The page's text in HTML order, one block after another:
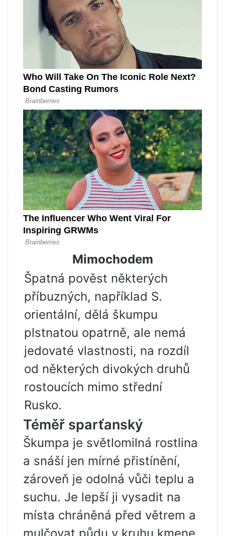
Mimochodem
Špatná pověst některých
příbuzných, například S.
orientální, dělá škumpu
plstnatou opatrně, ale nemá
jedovaté vlastnosti, na rozdíl
od některých divokých druhů
rostoucích mimo střední
Rusko.
Téměř sparťanský
Škumpa je světlomilná rostlina
a snáší jen mírné přistínění,
zároveň je odolná vůči teplu a
suchu. Je lepší ji vysadit na
místa chráněná před větrem a
mulčovat půdu v ​​kruhu kmene